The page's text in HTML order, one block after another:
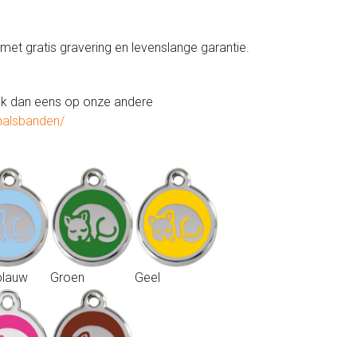
gratis gravering en levenslange garantie.
dan eens op onze andere
Groen Geel